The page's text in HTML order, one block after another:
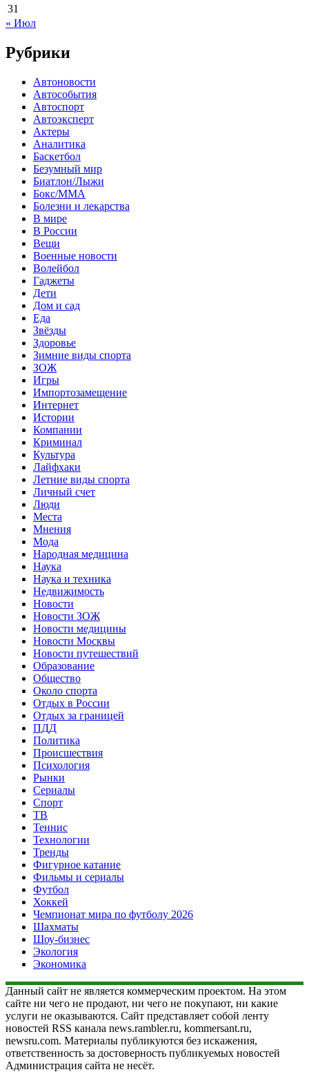
31
« Июл
Рубрики
Автоновости
Автособытия
Автоспорт
Автоэксперт
Актеры
Аналитика
Баскетбол
Безумный мир
Биатлон/Лыжи
Бокс/MMA
Болезни и лекарства
В мире
В России
Вещи
Военные новости
Волейбол
Гаджеты
Дети
Дом и сад
Еда
Звёзды
Здоровье
Зимние виды спорта
ЗОЖ
Игры
Импортозамещение
Интернет
Истории
Компании
Криминал
Культура
Лайфхаки
Летние виды спорта
Личный счет
Люди
Места
Мнения
Мода
Народная медицина
Наука
Наука и техника
Недвижимость
Новости
Новости ЗОЖ
Новости медицины
Новости Москвы
Новости путешествий
Образование
Общество
Около спорта
Отдых в России
Отдых за границей
ПДД
Политика
Происшествия
Психология
Рынки
Сериалы
Спорт
ТВ
Теннис
Технологии
Тренды
Фигурное катание
Фильмы и сериалы
Футбол
Хоккей
Чемпионат мира по футболу 2026
Шахматы
Шоу-бизнес
Экология
Экономика
Данный сайт не является коммерческим проектом. На этом
сайте ни чего не продают, ни чего не покупают, ни какие
услуги не оказываются. Сайт представляет собой ленту
новостей RSS канала news.rambler.ru, kommersant.ru,
newsru.com. Материалы публикуются без искажения,
ответственность за достоверность публикуемых новостей
Администрация сайта не несёт.